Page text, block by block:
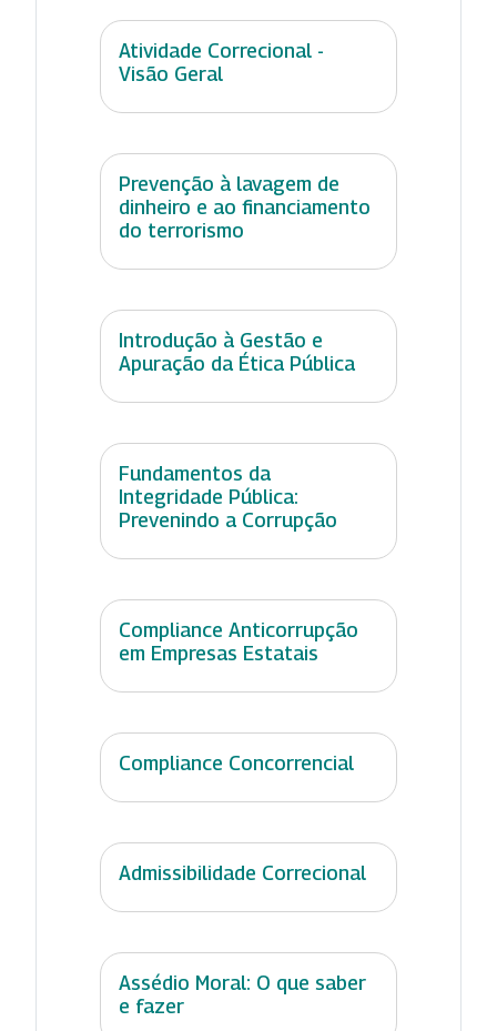
Atividade Correcional -
Visão Geral
Prevenção à lavagem de
dinheiro e ao financiamento
do terrorismo
Introdução à Gestão e
Apuração da Ética Pública
Fundamentos da
Integridade Pública:
Prevenindo a Corrupção
Compliance Anticorrupção
em Empresas Estatais
Compliance Concorrencial
Admissibilidade Correcional
Assédio Moral: O que saber
e fazer